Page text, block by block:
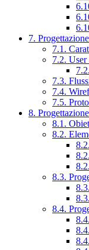
7.
7.1.
7.2. User
7.3.
7.4.
7.5.
8.
8.1.
8.2.
8.3.
8.4.